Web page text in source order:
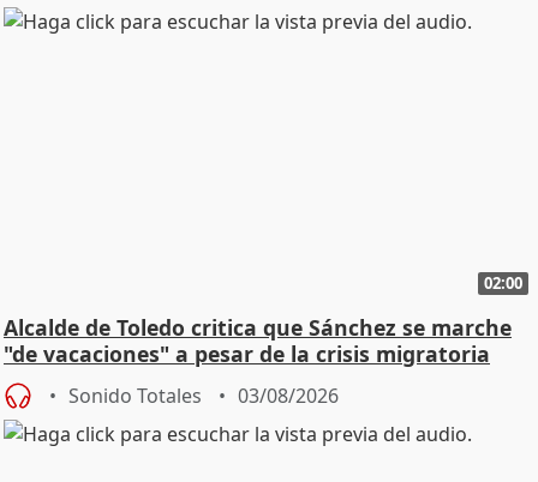
02:00
Alcalde de Toledo critica que Sánchez se marche
"de vacaciones" a pesar de la crisis migratoria
Sonido Totales 03/08/2026